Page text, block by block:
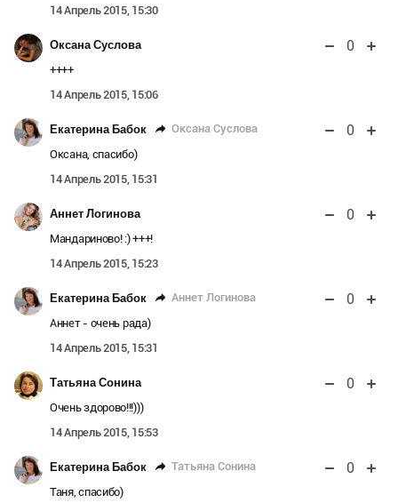
14 Апрель 2015, 15:30
Оксана Суслова 0
++++
14 Апрель 2015, 15:06
Екатерина Бабок Оксана Суслова 0
Оксана, спасибо)
14 Апрель 2015, 15:31
Аннет Логинова 0
Мандариново! :) +++!
14 Апрель 2015, 15:23
Екатерина Бабок Аннет Логинова 0
Аннет - очень рада)
14 Апрель 2015, 15:31
Татьяна Сонина 0
Очень здорово!!!)))
14 Апрель 2015, 15:53
Екатерина Бабок Татьяна Сонина 0
Таня, спасибо)